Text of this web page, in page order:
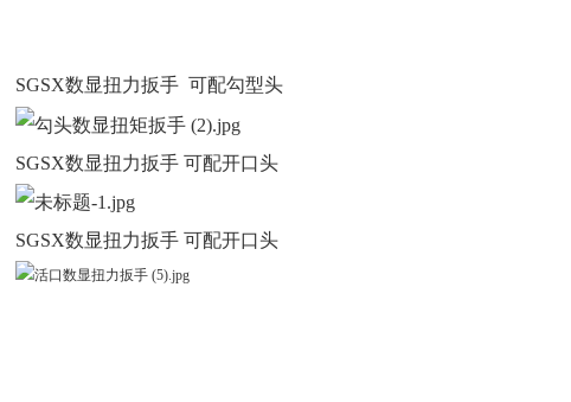
SGSX数显扭力扳手 可配勾型头
SGSX数显扭力扳手 可配开口头
SGSX数显扭力扳手 可配开口头